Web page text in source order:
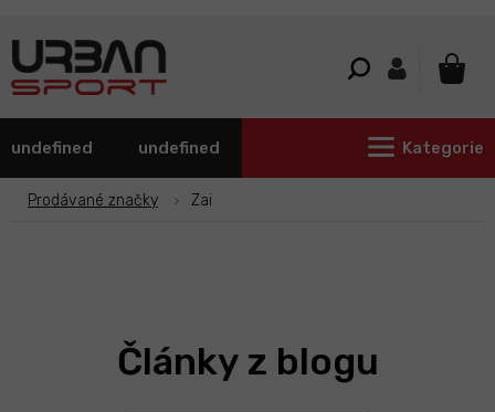
undefined undefined Kategorie
Prodávané značky Zai
Články z blogu